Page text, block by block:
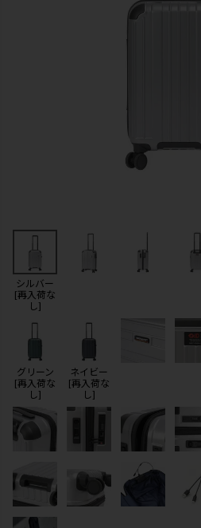
シルバー
[再入荷な
し]
グリーン
[再入荷な
し]
ネイビー
[再入荷な
し]